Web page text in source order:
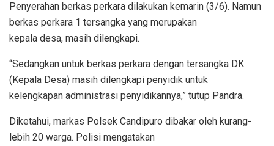
Penyerahan berkas perkara dilakukan kemarin (3/6). Namun
berkas perkara 1 tersangka yang merupakan
kepala desa, masih dilengkapi.
“Sedangkan untuk berkas perkara dengan tersangka DK
(Kepala Desa) masih dilengkapi penyidik untuk
kelengkapan administrasi penyidikannya,” tutup Pandra.
Diketahui, markas Polsek Candipuro dibakar oleh kurang-
lebih 20 warga. Polisi mengatakan